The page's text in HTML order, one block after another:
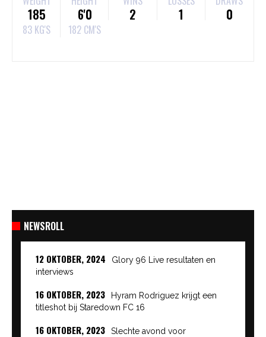
185
83 KG'S
6'0
182 CM'S
2 1 0
NEWSROLL
12 OKTOBER, 2024
Glory 96 Live resultaten en
interviews
16 OKTOBER, 2023
Hyram Rodriguez krijgt een
titleshot bij Staredown FC 16
16 OKTOBER, 2023
Slechte avond voor